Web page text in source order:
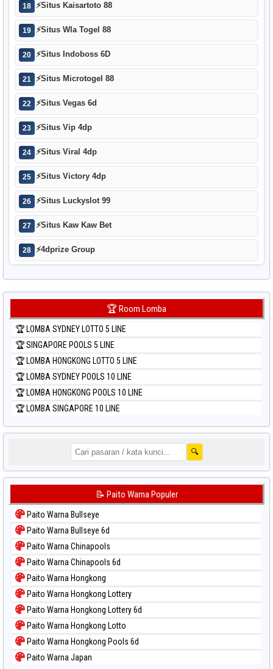
18 ⚡Situs Kaisartoto 88
19 ⚡Situs Wla Togel 88
20 ⚡Situs Indoboss 6D
21 ⚡Situs Microtogel 88
22 ⚡Situs Vegas 6d
23 ⚡Situs Vip 4dp
24 ⚡Situs Viral 4dp
25 ⚡Situs Victory 4dp
26 ⚡Situs Luckyslot 99
27 ⚡Situs Kaw Kaw Bet
28 ⚡4dprize Group
🏆 Room Lomba
🏆 LOMBA SYDNEY LOTTO 5 LINE
🏆 SINGAPORE POOLS 5 LINE
🏆 LOMBA HONGKONG LOTTO 5 LINE
🏆 LOMBA SYDNEY POOLS 10 LINE
🏆 LOMBA HONGKONG POOLS 10 LINE
🏆 LOMBA SINGAPORE 10 LINE
🔍
📝 Paito Warna Populer
Paito Warna Bullseye
Paito Warna Bullseye 6d
Paito Warna Chinapools
Paito Warna Chinapools 6d
Paito Warna Hongkong
Paito Warna Hongkong Lottery
Paito Warna Hongkong Lottery 6d
Paito Warna Hongkong Lotto
Paito Warna Hongkong Pools 6d
Paito Warna Japan